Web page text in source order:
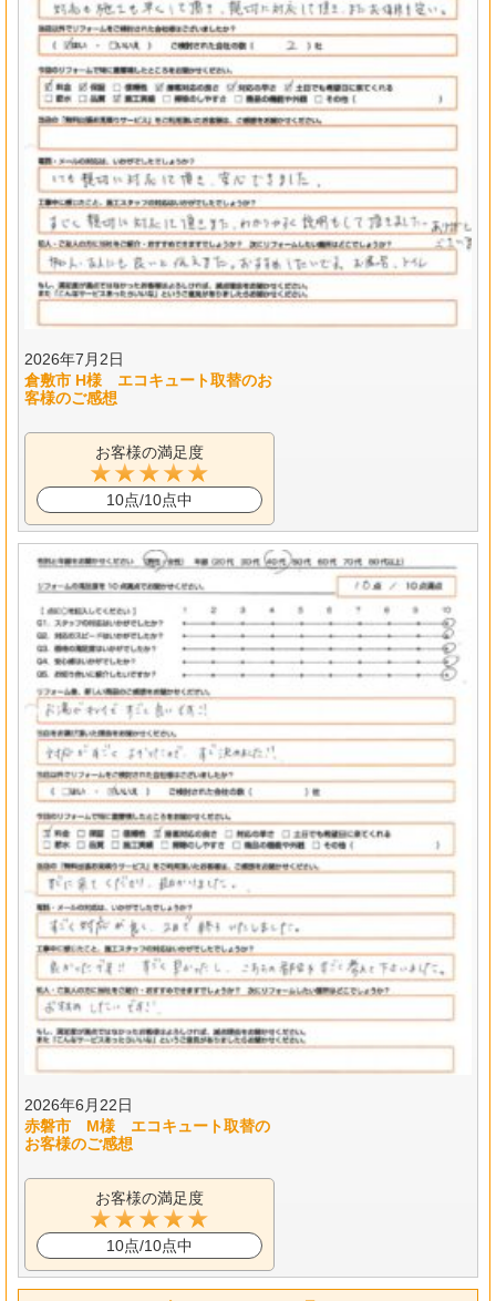
2026年7月2日
倉敷市 H様 エコキュート取替のお
客様のご感想
お客様の満足度
10点/10点中
2026年6月22日
赤磐市 M様 エコキュート取替の
お客様のご感想
お客様の満足度
10点/10点中